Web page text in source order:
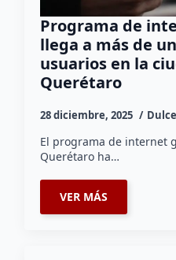
Programa de
llega a más de
usuarios en la
Querétaro
28 diciembre, 2025
El programa de internet
Querétaro ha…
VER MÁS